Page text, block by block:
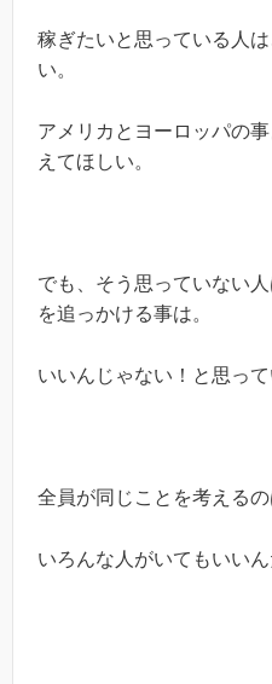
稼ぎたいと思っている人
い。
アメリカとヨーロッパの
えてほしい。
でも、そう思っていない
を追っかける事は。
いいんじゃない！と思って
全員が同じことを考えるの
いろんな人がいてもいいん